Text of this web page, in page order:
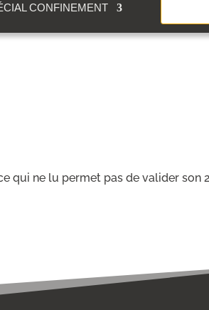
CONFINEMENT
qui ne lu permet pas de valider son